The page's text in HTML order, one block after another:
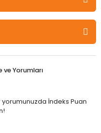
Yayınları
akademisyenler ve
ve profesyoneller
gerek yapısal ve
yıllardaki gelişmelerden
ve Yorumları
yorumunuzda İndeks Puan